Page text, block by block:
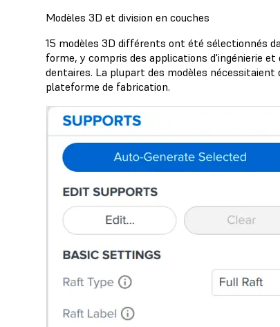
Modèles 3D et division en couches
15 modèles 3D différents ont été sélectionnés
forme, y compris des applications d'ingénierie
dentaires. La plupart des modèles
plateforme de fabrication.